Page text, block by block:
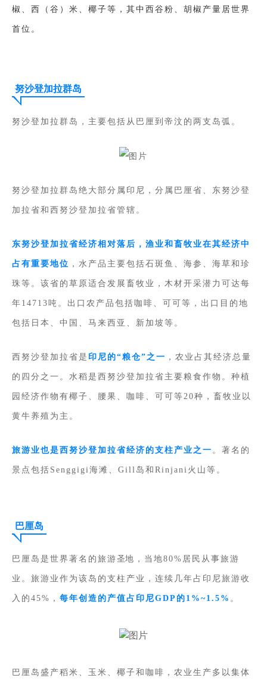
椒、西（谷）米、椰子等，其中西谷粉、胡椒产量居世界
首位。
努沙登加拉群岛
努沙登加拉群岛，主要包括从巴厘到帝汶的两支岛弧。
努沙登加拉群岛绝大部分属印尼，分属巴厘省、东努沙登
加拉省和西努沙登加拉省管辖。
东努沙登加拉省经济相对落后，渔业和畜牧业在其经济中
占有重要地位 ，水产品主要包括石斑鱼、海参、海草和珍
珠等。该省的草原适合发展畜牧业，木材开采潜力可达每
年14713吨。 出口农产品包括咖啡、可可等，出口目的地
包括日本、中国、马来西亚、新加坡等。
西努沙登加拉省是 印尼的“粮仓”之一 ，农业占其经济总量
的四分之一。水稻是西努沙登加拉省主要粮食作物。种植
园经济作物有椰子、腰果、咖啡、可可等20种，畜牧业以
黄牛养殖为主。
旅游业也是西努沙登加拉省经济的支柱产业之一 。著名的
景点包括Senggigi海滩、Gill岛和Rinjani火山等。
巴厘岛
巴厘岛是世界著名的旅游圣地，当地80%居民从事旅游
业。旅游业作为该岛的支柱产业，连续几年占印尼旅游收
入的45%， 每年创造的产值占印尼GDP的1%~1.5% 。
巴厘岛盛产稻米、玉米、椰子和咖啡，农业生产多以集体